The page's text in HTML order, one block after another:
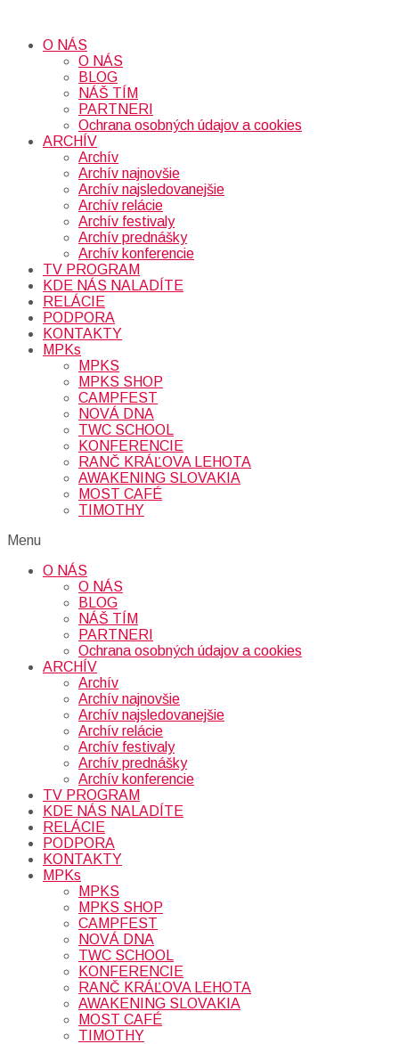
O NÁS
O NÁS
BLOG
NÁŠ TÍM
PARTNERI
Ochrana osobných údajov a cookies
ARCHÍV
Archív
Archív najnovšie
Archív najsledovanejšie
Archív relácie
Archív festivaly
Archív prednášky
Archív konferencie
TV PROGRAM
KDE NÁS NALADÍTE
RELÁCIE
PODPORA
KONTAKTY
MPKs
MPKS
MPKS SHOP
CAMPFEST
NOVÁ DNA
TWC SCHOOL
KONFERENCIE
RANČ KRÁĽOVA LEHOTA
AWAKENING SLOVAKIA
MOST CAFÉ
TIMOTHY
Menu
O NÁS
O NÁS
BLOG
NÁŠ TÍM
PARTNERI
Ochrana osobných údajov a cookies
ARCHÍV
Archív
Archív najnovšie
Archív najsledovanejšie
Archív relácie
Archív festivaly
Archív prednášky
Archív konferencie
TV PROGRAM
KDE NÁS NALADÍTE
RELÁCIE
PODPORA
KONTAKTY
MPKs
MPKS
MPKS SHOP
CAMPFEST
NOVÁ DNA
TWC SCHOOL
KONFERENCIE
RANČ KRÁĽOVA LEHOTA
AWAKENING SLOVAKIA
MOST CAFÉ
TIMOTHY